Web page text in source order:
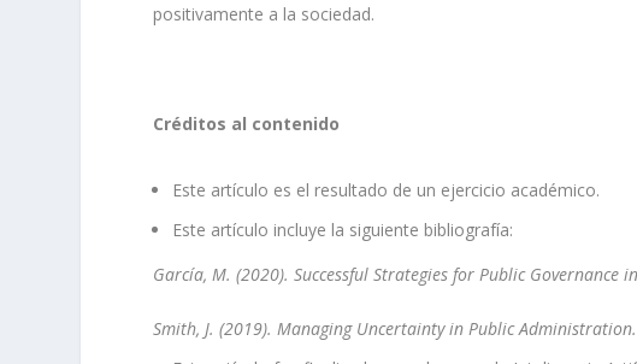
positivamente a la sociedad.
Créditos al contenido
Este artículo es el resultado de un ejercicio académico.
Este artículo incluye la siguiente bibliografía:
García, M. (2020). Successful Strategies for Public Governance
Smith, J. (2019). Managing Uncertainty in Public